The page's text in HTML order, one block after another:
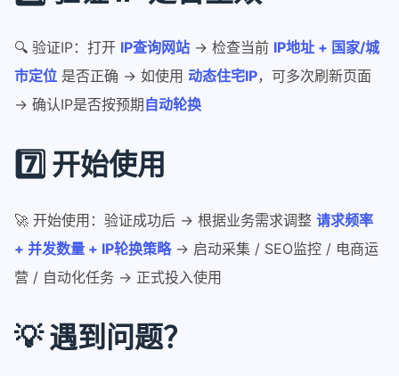
🔍 验证IP：打开 IP查询网站 → 检查当前 IP地址 + 国家/城
市定位 是否正确 → 如使用 动态住宅IP，可多次刷新页面
→ 确认IP是否按预期 自动轮换
7️⃣ 开始使用
🚀 开始使用：验证成功后 → 根据业务需求调整 请求频率
+ 并发数量 + IP轮换策略→ 启动采集 / SEO监控 / 电商运
营 / 自动化任务 → 正式投入使用
💡 遇到问题？